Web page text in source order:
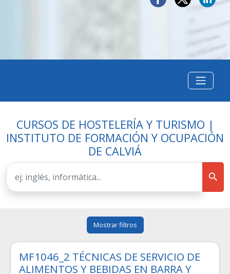
CURSOS DE HOSTELERÍA Y TURISMO |
INSTITUTO DE FORMACIÓN Y OCUPACIÓN
DE CALVIÁ
Mostrar filtros
MF1046_2 TÉCNICAS DE SERVICIO DE
ALIMENTOS Y BEBIDAS EN BARRA Y